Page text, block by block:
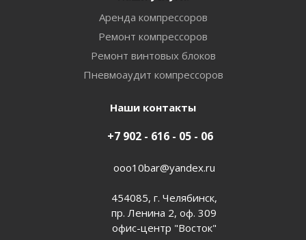
Аренда компрессоров
Ремонт компрессоров
Ремонт винтовых блоков
Пневмоаудит компрессоров
Наши контакты
+7 902 - 616 - 05 - 06
ooo10bar@yandex.ru
454085, г. Челябинск,
пр. Ленина 2, оф. 309
офис-центр "Восток"